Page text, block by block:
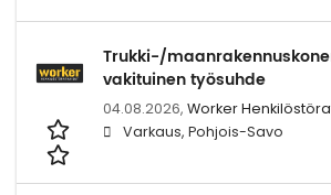
Trukki-/
vakituinen työsuhde
04.08.2026, Worker
Varkaus, Pohjois-Savo